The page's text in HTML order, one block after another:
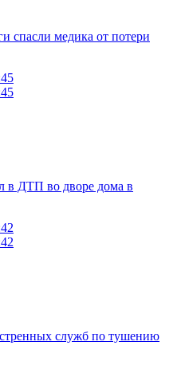
спасли медика от потери
в ДТП во дворе дома в
служб по тушению